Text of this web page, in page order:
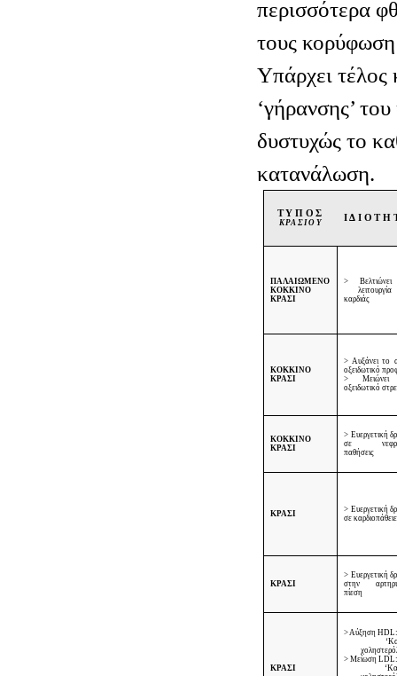
περισσότερα
τους
Υπάρχει τέλος
‘γήρανσης’
δυστυχώς το
κατανάλωση.
ΤΥΠΟΣ
ΚΡΑΣΙΟΥ
ΠΑΛΑΙΩΜΕΝΟ
ΚΟΚΚΙΝΟ
ΚΡΑΣΙ
>
καρδιάς
ΚΟΚΚΙΝΟ
ΚΡΑΣΙ
> Αυξάνει το
οξειδωτικό
> Μειώνει
οξειδωτικό
ΚΟΚΚΙΝΟ
ΚΡΑΣΙ
> Ευεργετική
σε
παθήσεις
ΚΡΑΣΙ
> Ευεργετική
σε
ΚΡΑΣΙ
> Ευεργετική
στην
πίεση
ΚΡΑΣΙ
> ΑύξησηHDL
> ΜείωσηLDL